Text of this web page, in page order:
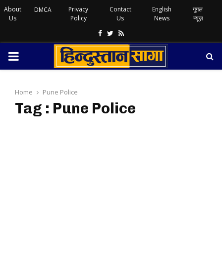
About
Us
DMCA
Privacy
Policy
Contact
Us
English
News
गूगल
न्यूज़
Facebook
Twitter
Rss
PRIMARY
Home Pune Police
Tag : Pune Police